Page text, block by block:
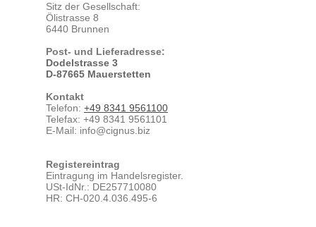
Sitz der Gesellschaft:
Ölistrasse 8
6440 Brunnen
Post- und Lieferadresse:
Dodelstrasse 3
D-87665 Mauerstetten
Kontakt
Telefon: +49 8341 9561100
Telefax: +49 8341 9561101
E-Mail: info@cignus.biz
Registereintrag
Eintragung im Handelsregister.
USt-IdNr.: DE257710080
HR: CH-020.4.036.495-6